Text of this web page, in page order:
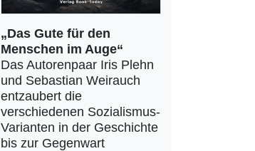
„Das Gute für den
Menschen im Auge“
Das Autorenpaar Iris Plehn
und Sebastian Weirauch
entzaubert die
verschiedenen Sozialismus-
Varianten in der Geschichte
bis zur Gegenwart